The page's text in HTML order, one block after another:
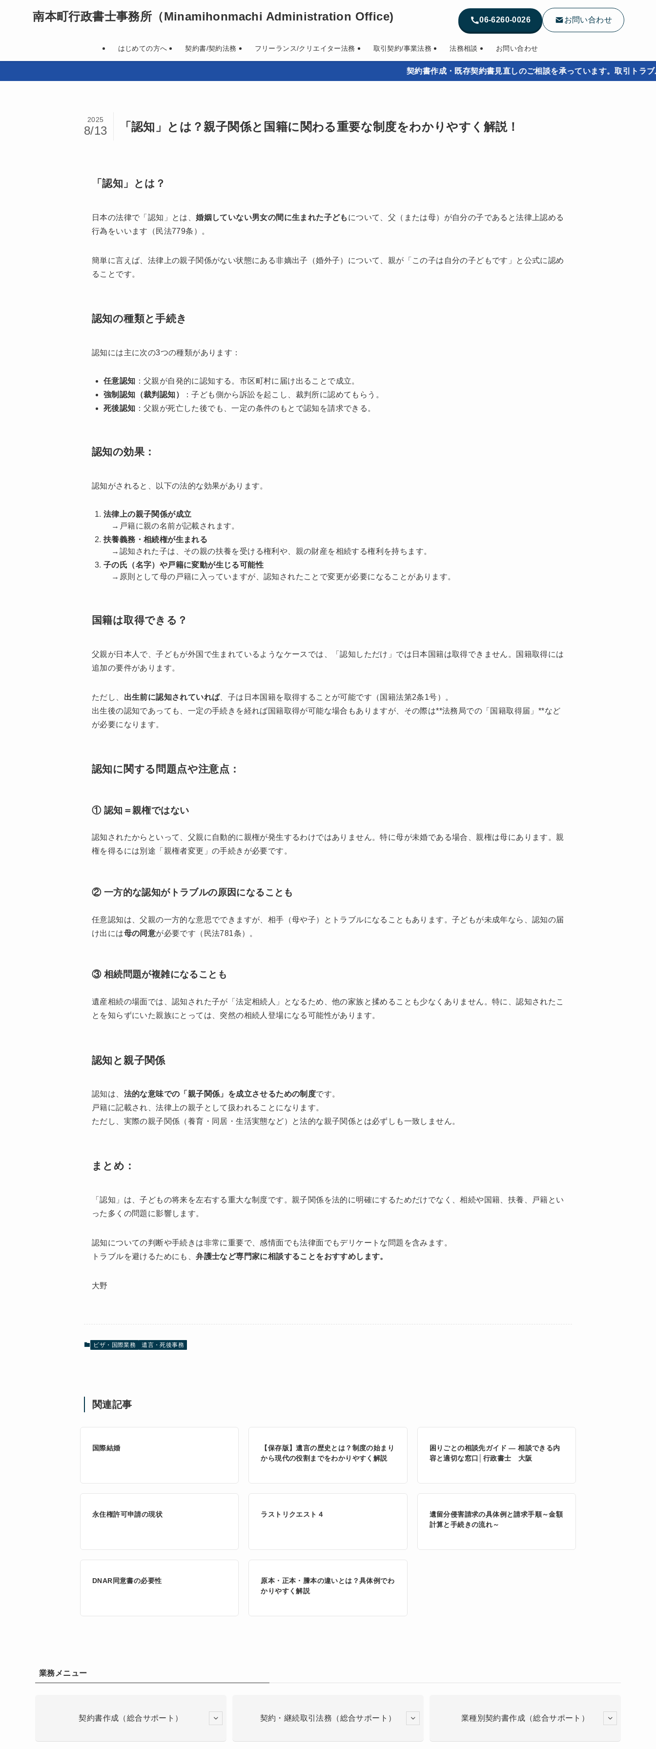
南本町行政書士事務所 （Minamihonmachi Administration Office)
はじめての方へ 契約書/契約法務 フリーランス/クリエイター法務 取引契約/事業法務 法務相談 お問い合わせ
06-6260-0026 お問い合わせ
契約書作成・既存契約書見直しのご相談を承っています。取引トラブルを未然
「認知」とは？親子関係と国籍に関わる重要な制度をわかりやすく解説！
2025
8/13
「認知」とは？
日本の法律で「認知」とは、婚姻していない男女の間に生まれた子ども について、父（または母）が自分の子であると法律上認める
行為をいいます（民法779条）。
簡単に言えば、法律上の親子関係がない状態にある非嫡出子（婚外子）について、親が「この子は自分の子どもです」と公式に認め
ることです。
認知の種類と手続き
認知には主に次の3つの種類があります：
任意認知 ：父親が自発的に認知する。市区町村に届け出ることで成立。
強制認知（裁判認知）
：子ども側から訴訟を起こし、裁判所に認めてもらう。
死後認知 ：父親が死亡した後でも、一定の条件のもとで認知を請求できる。
認知の効果：
認知がされると、以下の法的な効果があります。
法律上の親子関係が成立
→戸籍に親の名前が記載されます。
扶養義務・相続権が生まれる
→認知された子は、その親の扶養を受ける権利や、親の財産を相続する権利を持ちます。
子の氏（名字）や戸籍に変動が生じる可能性
→原則として母の戸籍に入っていますが、認知されたことで変更が必要になることがあります。
国籍は取得できる？
父親が日本人で、子どもが外国で生まれているようなケースでは、「認知しただけ」では日本国籍は取得できません。国籍取得には
追加の要件があります。
ただし、 出生前に認知されていれば、子は日本国籍を取得することが可能です（国籍法第2条1号）。
出生後の認知であっても、一定の手続きを経れば国籍取得が可能な場合もありますが、その際は**法務局での「国籍取得届」**など
が必要になります。
認知に関する問題点や注意点：
① 認知＝親権ではない
認知されたからといって、父親に自動的に親権が発生するわけではありません。特に母が未婚である場合、親権は母にあります。親
権を得るには別途「親権者変更」の手続きが必要です。
② 一方的な認知がトラブルの原因になることも
任意認知は、父親の一方的な意思でできますが、相手（母や子）とトラブルになることもあります。子どもが未成年なら、認知の届
け出には母の同意が必要です（民法781条）。
③ 相続問題が複雑になることも
遺産相続の場面では、認知された子が「法定相続人」となるため、他の家族と揉めることも少なくありません。特に、認知されたこ
とを知らずにいた親族にとっては、突然の相続人登場になる可能性があります。
認知と親子関係
認知は、 法的な意味での「親子関係」を成立させるための制度です。
戸籍に記載され、法律上の親子として扱われることになります。
ただし、実際の親子関係（養育・同居・生活実態など）と法的な親子関係とは必ずしも一致しません。
まとめ：
「認知」は、子どもの将来を左右する重大な制度です。親子関係を法的に明確にするためだけでなく、相続や国籍、扶養、戸籍とい
った多くの問題に影響します。
認知についての判断や手続きは非常に重要で、感情面でも法律面でもデリケートな問題を含みます。
トラブルを避けるためにも、弁護士など専門家に相談することをおすすめします。
大野
ビザ・国際業務 遺言・死後事務
関連記事
国際結婚
【保存版】遺言の歴史とは？制度の始まり
から現代の役割までをわかりやすく解説
困りごとの相談先ガイド ― 相談できる内
容と適切な窓口│行政書士 大阪
永住権許可申請の現状 ラストリクエスト４
遺留分侵害請求の具体例と請求手順～金額
計算と手続きの流れ～
DNAR同意書の必要性
原本・正本・謄本の違いとは？具体例でわ
かりやすく解説
業務メニュー
契約書作成（総合サポート） 契約・継続取引法務（総合サポート） 業種別契約書作成（総合サポート）